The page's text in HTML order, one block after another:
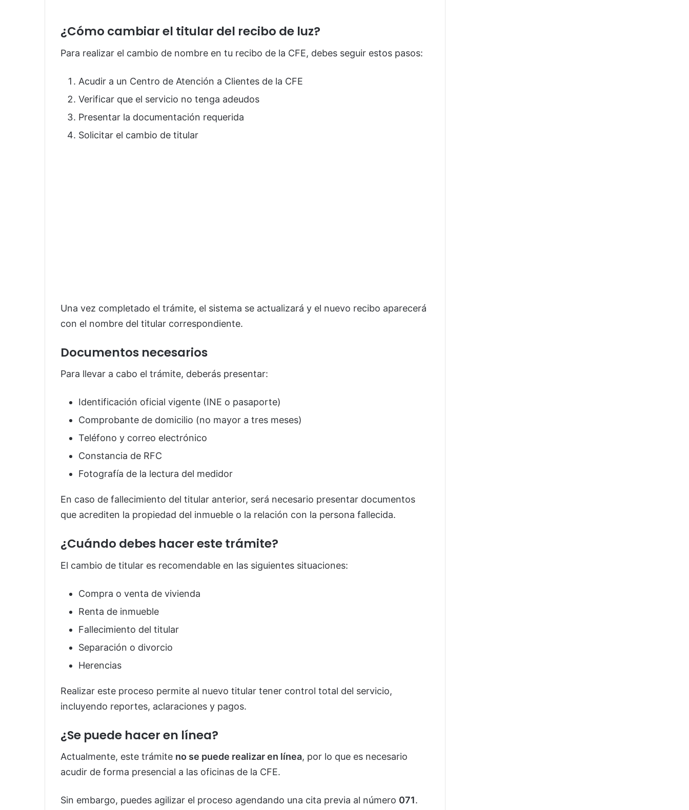
¿Cómo cambiar el titular del recibo de luz?
Para realizar el cambio de nombre en tu recibo de la CFE, debes seguir estos pasos:
Acudir a un Centro de Atención a Clientes de la CFE
Verificar que el servicio no tenga adeudos
Presentar la documentación requerida
Solicitar el cambio de titular
Una vez completado el trámite, el sistema se actualizará y el nuevo recibo aparecerá
con el nombre del titular correspondiente.
Documentos necesarios
Para llevar a cabo el trámite, deberás presentar:
Identificación oficial vigente (INE o pasaporte)
Comprobante de domicilio (no mayor a tres meses)
Teléfono y correo electrónico
Constancia de RFC
Fotografía de la lectura del medidor
En caso de fallecimiento del titular anterior, será necesario presentar documentos
que acrediten la propiedad del inmueble o la relación con la persona fallecida.
¿Cuándo debes hacer este trámite?
El cambio de titular es recomendable en las siguientes situaciones:
Compra o venta de vivienda
Renta de inmueble
Fallecimiento del titular
Separación o divorcio
Herencias
Realizar este proceso permite al nuevo titular tener control total del servicio,
incluyendo reportes, aclaraciones y pagos.
¿Se puede hacer en línea?
Actualmente, este trámite no se puede realizar en línea, por lo que es necesario
acudir de forma presencial a las oficinas de la CFE.
Sin embargo, puedes agilizar el proceso agendando una cita previa al número 071.